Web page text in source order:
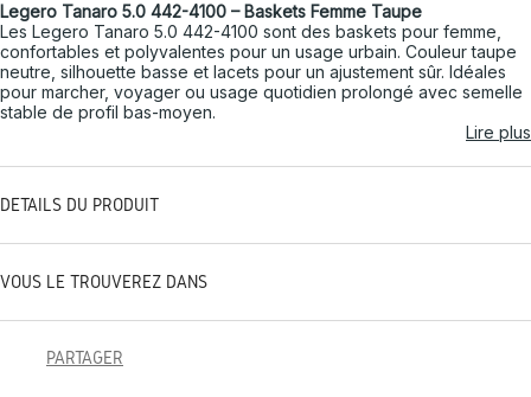
Legero Tanaro 5.0 442-4100 – Baskets Femme Taupe
Les Legero Tanaro 5.0 442-4100 sont des baskets pour femme,
confortables et polyvalentes pour un usage urbain. Couleur taupe
neutre, silhouette basse et lacets pour un ajustement sûr. Idéales
pour marcher, voyager ou usage quotidien prolongé avec semelle
stable de profil bas-moyen.
Lire plus
DÉTAILS DU PRODUIT
VOUS LE TROUVEREZ DANS
PARTAGER